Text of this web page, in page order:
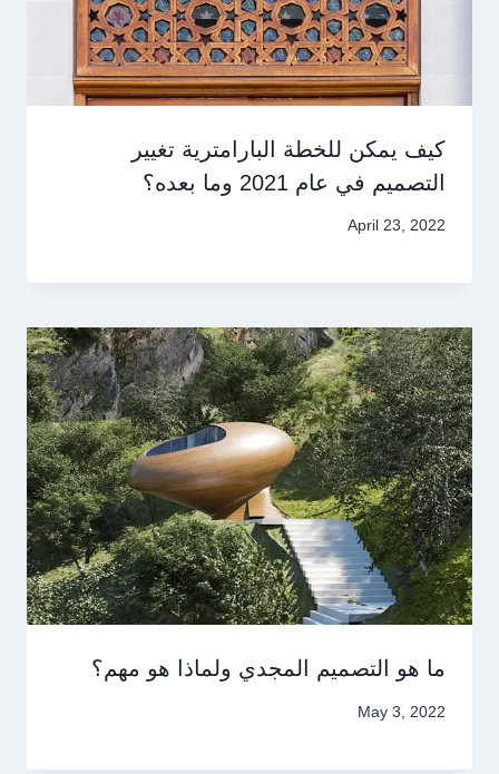
كيف يمكن للخطة البارامترية تغيير
التصميم في عام 2021 وما بعده؟
April 23, 2022
ما هو التصميم المجدي ولماذا هو مهم؟
May 3, 2022